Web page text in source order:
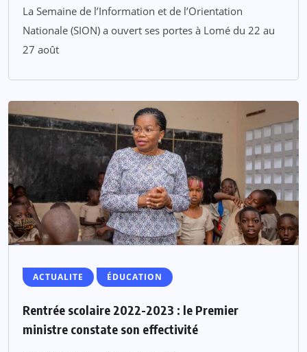
La Semaine de l’Information et de l’Orientation
Nationale (SION) a ouvert ses portes à Lomé du 22 au
27 août
ACTUALITE ÉDUCATION
Rentrée scolaire 2022-2023 : le Premier
ministre constate son effectivité